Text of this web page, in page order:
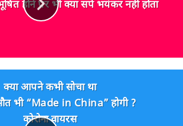
होने पर भी क्या सर्प भयंकर नहीं होता
क्या आपने कभी सोचा था
भी “Made in China” होगी ?
कोरोना वायरस